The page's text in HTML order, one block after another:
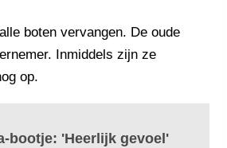
boten vervangen. De oude
Inmiddels zijn ze
op.
bootje: 'Heerlijk gevoel'